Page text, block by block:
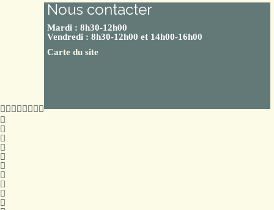
Nous contacter
Mardi : 8h30-12h00
Vendredi : 8h30-12h00 et 14h00-16h00
Carte du site